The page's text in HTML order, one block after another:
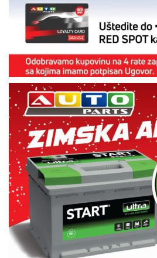
Akumulatori Start Ultra • pola vijeka
i pouzdani u našim uslovima •
Kupovinom bilo kojeg Start
leda sa zaštitnom rukavicom, a
ukoliko nam ostavite stari
Odaberite odgovarajuće